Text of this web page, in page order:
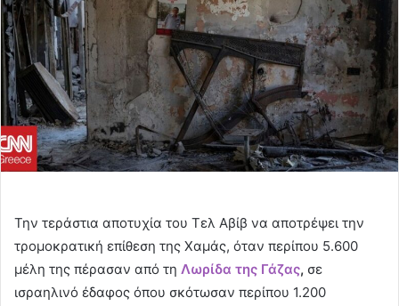
Την τεράστια αποτυχία του Τελ Αβίβ να αποτρέψει την
τρομοκρατική επίθεση της Χαμάς, όταν περίπου 5.600
μέλη της πέρασαν από τη Λωρίδα της Γάζας, σε
ισραηλινό έδαφος όπου σκότωσαν περίπου 1.200